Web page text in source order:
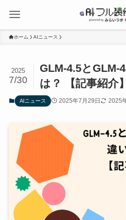
ホーム AIニュース
GLM-4.5とGLM-
は？ 【記事紹介】
2025
7/30
AIニュース 2025年7月29日 2025